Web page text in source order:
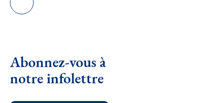
Abonnez-vous à
notre infolettre